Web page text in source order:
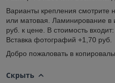
Варианты крепления смотрите
или матовая. Ламинирование
руб. к цене. В стоимость
Вставка фотографий +1,70 руб.
Добро пожаловать в
Скрыть